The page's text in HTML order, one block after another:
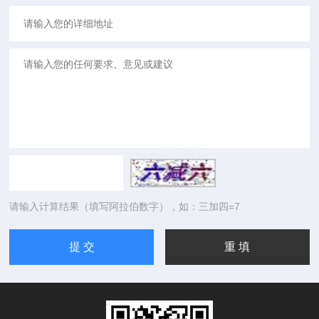
请输入计算结果（填写阿拉伯数字），如：三加四=7